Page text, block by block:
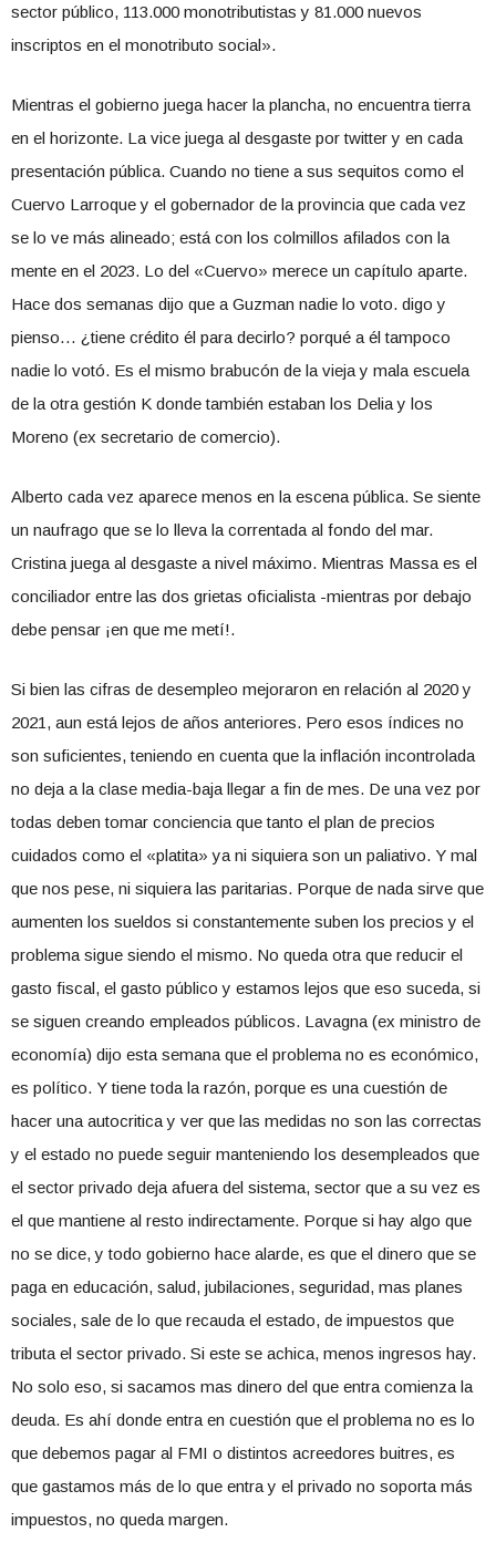
sector público, 113.000 monotributistas y 81.000 nuevos
inscriptos en el monotributo social».
Mientras el gobierno juega hacer la plancha, no encuentra tierra
en el horizonte. La vice juega al desgaste por twitter y en cada
presentación pública. Cuando no tiene a sus sequitos como el
Cuervo Larroque y el gobernador de la provincia que cada vez
se lo ve más alineado; está con los colmillos afilados con la
mente en el 2023. Lo del «Cuervo» merece un capítulo aparte.
Hace dos semanas dijo que a Guzman nadie lo voto. digo y
pienso… ¿tiene crédito él para decirlo? porqué a él tampoco
nadie lo votó. Es el mismo brabucón de la vieja y mala escuela
de la otra gestión K donde también estaban los Delia y los
Moreno (ex secretario de comercio).
Alberto cada vez aparece menos en la escena pública. Se siente
un naufrago que se lo lleva la correntada al fondo del mar.
Cristina juega al desgaste a nivel máximo. Mientras Massa es el
conciliador entre las dos grietas oficialista -mientras por debajo
debe pensar ¡en que me metí!.
Si bien las cifras de desempleo mejoraron en relación al 2020 y
2021, aun está lejos de años anteriores. Pero esos índices no
son suficientes, teniendo en cuenta que la inflación incontrolada
no deja a la clase media-baja llegar a fin de mes. De una vez por
todas deben tomar conciencia que tanto el plan de precios
cuidados como el «platita» ya ni siquiera son un paliativo. Y mal
que nos pese, ni siquiera las paritarias. Porque de nada sirve que
aumenten los sueldos si constantemente suben los precios y el
problema sigue siendo el mismo. No queda otra que reducir el
gasto fiscal, el gasto público y estamos lejos que eso suceda, si
se siguen creando empleados públicos. Lavagna (ex ministro de
economía) dijo esta semana que el problema no es económico,
es político. Y tiene toda la razón, porque es una cuestión de
hacer una autocritica y ver que las medidas no son las correctas
y el estado no puede seguir manteniendo los desempleados que
el sector privado deja afuera del sistema, sector que a su vez es
el que mantiene al resto indirectamente. Porque si hay algo que
no se dice, y todo gobierno hace alarde, es que el dinero que se
paga en educación, salud, jubilaciones, seguridad, mas planes
sociales, sale de lo que recauda el estado, de impuestos que
tributa el sector privado. Si este se achica, menos ingresos hay.
No solo eso, si sacamos mas dinero del que entra comienza la
deuda. Es ahí donde entra en cuestión que el problema no es lo
que debemos pagar al FMI o distintos acreedores buitres, es
que gastamos más de lo que entra y el privado no soporta más
impuestos, no queda margen.